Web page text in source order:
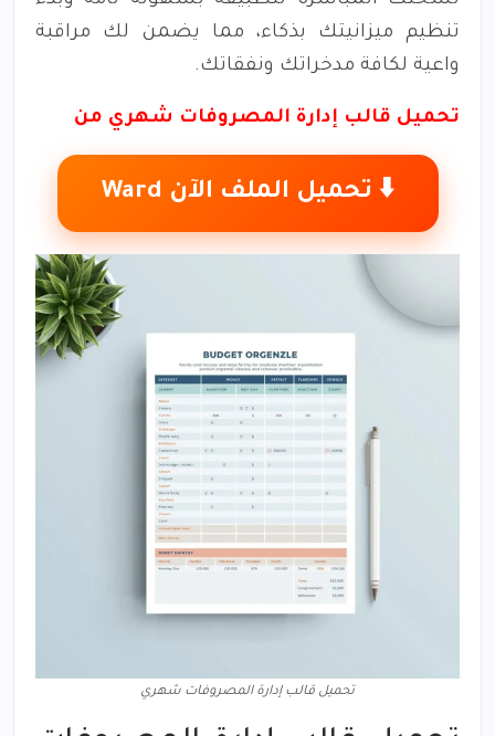
تنظيم ميزانيتك بذكاء، مما يضمن لك مراقبة
واعية لكافة مدخراتك ونفقاتك.
تحميل قالب إدارة المصروفات شهري من
⬇️ تحميل الملف الآن Ward
تحميل قالب إدارة المصروفات شهري